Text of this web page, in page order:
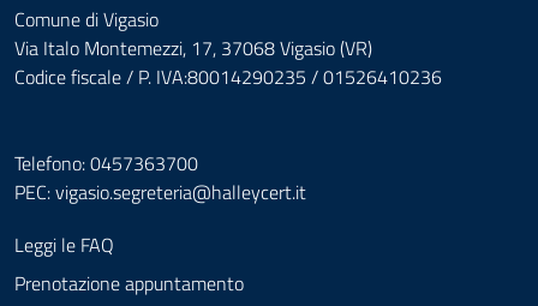
Comune di Vigasio
Via Italo Montemezzi, 17, 37068 Vigasio (VR)
Codice fiscale / P. IVA:80014290235 / 01526410236
Telefono: 0457363700
PEC:vigasio.segreteria@halleycert.it
Leggi le FAQ
Prenotazione appuntamento